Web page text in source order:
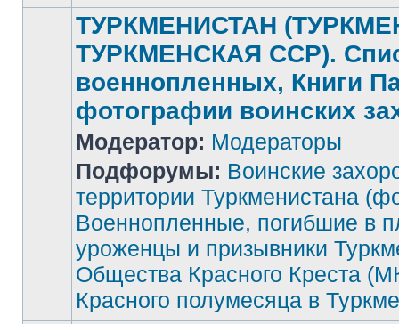
Нет
сообщений
ТУРКМЕНИСТАН
ТУРКМЕНСКАЯ ССР).
военнопленных, Книги
фотографии воинских
Модератор: Модераторы
Подфорумы: Воинские
территории Туркменистана
Военнопленные, погибшие в
уроженцы и призывники
Общества Красного Креста
Красного полумесяца в